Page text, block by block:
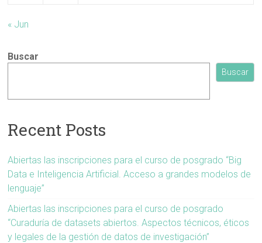
« Jun
Buscar
Buscar
Recent Posts
Abiertas las inscripciones para el curso de posgrado “Big
Data e Inteligencia Artificial. Acceso a grandes modelos de
lenguaje”
Abiertas las inscripciones para el curso de posgrado
“Curaduría de datasets abiertos. Aspectos técnicos, éticos
y legales de la gestión de datos de investigación”